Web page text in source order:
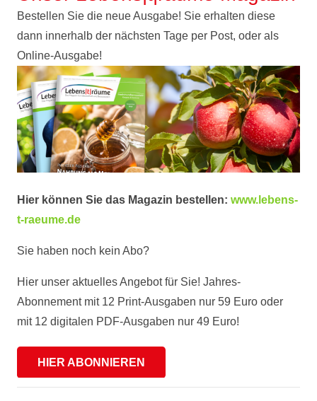
Bestellen Sie die neue Ausgabe! Sie erhalten diese
dann innerhalb der nächsten Tage per Post, oder als
Online-Ausgabe!
Hier können Sie das Magazin bestellen: www.lebens-
t-raeume.de
Sie haben noch kein Abo?
Hier unser aktuelles Angebot für Sie! Jahres-
Abonnement mit 12 Print-Ausgaben nur 59 Euro oder
mit 12 digitalen PDF-Ausgaben nur 49 Euro!
HIER ABONNIEREN